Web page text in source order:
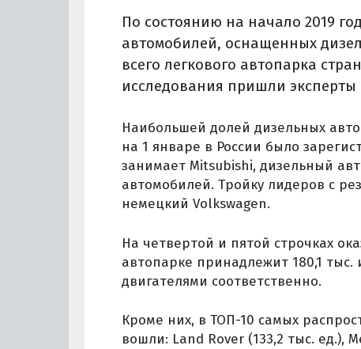
По состоянию на начало 2019
автомобилей, оснащенных
всего легкового автопарка
исследования пришли эксперты
Наибольшей долей дизельных
на 1 январе в России было
занимает Mitsubishi, дизельный
автомобилей. Тройку лидеров с
немецкий Volkswagen.
На четвертой и пятой строчках
автопарке принадлежит 180,1
двигателями соответственно.
Кроме них, в ТОП-10 самых
вошли: Land Rover (133,2 тыс. ед.),